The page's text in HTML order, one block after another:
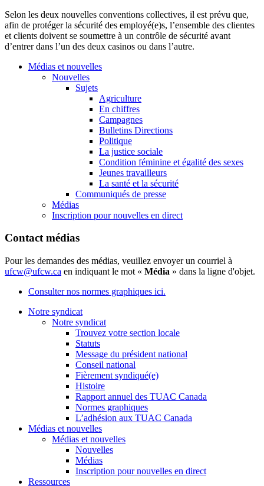
Selon les deux nouvelles conventions collectives, il est prévu que,
afin de protéger la sécurité des employé(e)s, l’ensemble des clientes
et clients doivent se soumettre à un contrôle de sécurité avant
d’entrer dans l’un des deux casinos ou dans l’autre.
Médias et nouvelles
Nouvelles
Sujets
Agriculture
En chiffres
Campagnes
Bulletins Directions
Politique
La justice sociale
Condition féminine et égalité des sexes
Jeunes travailleurs
La santé et la sécurité
Communiqués de presse
Médias
Inscription pour nouvelles en direct
Contact médias
Pour les demandes des médias, veuillez envoyer un courriel à
ufcw@ufcw.ca en indiquant le mot « Média » dans la ligne d'objet.
Consulter nos normes graphiques ici.
Notre syndicat
Notre syndicat
Trouvez votre section locale
Statuts
Message du président national
Conseil national
Fièrement syndiqué(e)
Histoire
Rapport annuel des TUAC Canada
Normes graphiques
L’adhésion aux TUAC Canada
Médias et nouvelles
Médias et nouvelles
Nouvelles
Médias
Inscription pour nouvelles en direct
Ressources